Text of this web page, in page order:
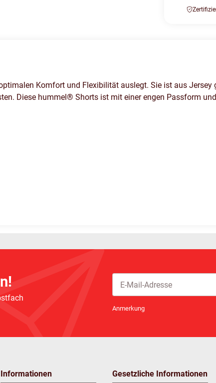
optimalen Komfort und Flexibilität auslegt. Sie ist aus
Diese hummel® Shorts ist mit einer engen Passform
Anmerkung
Informationen Gesetzliche Informationen